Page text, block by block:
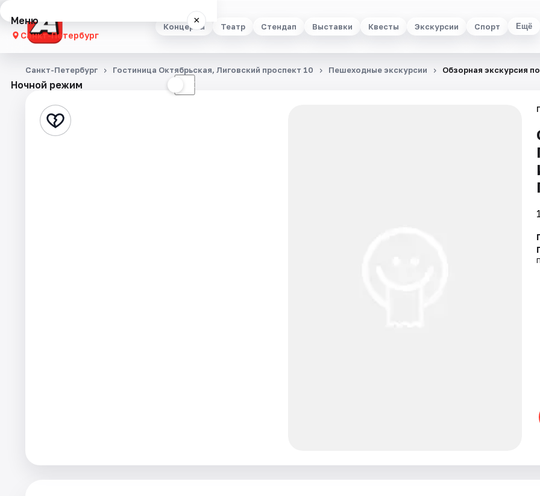
Концерты Театр Стендап Выставки Квесты Экскурсии Спорт Ещё
Меню ×
Санкт-Петербург
Концерты
Стендап
Ночной режим ☾
Санкт-Петербург Гостиница Октябрьская, Лиговский проспект 10 Пешеходные экскурсии Обзорная экскурсия